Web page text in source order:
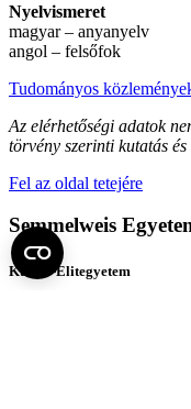
Nyelvismeret
magyar – anyanyelv
angol – felsőfok
Tudományos
Az elérhetőségi adatok
törvény szerinti kutatás
Fel az oldal tetejére
Semmelweis
Kutató-Elitegyetem